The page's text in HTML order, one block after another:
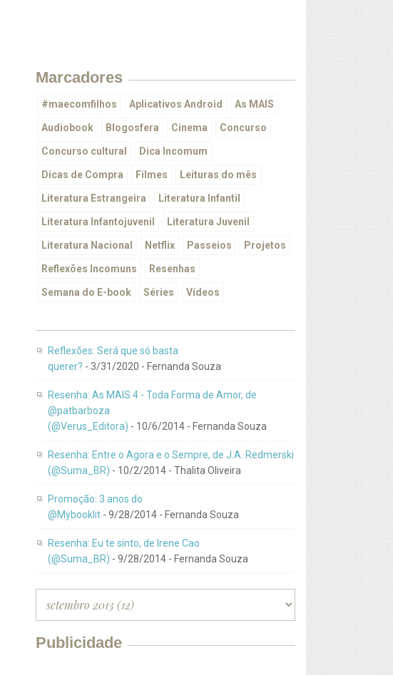
Marcadores
#maecomfilhos Aplicativos Android As MAIS
Audiobook Blogosfera Cinema Concurso
Concurso cultural Dica Incomum
Dicas de Compra Filmes Leituras do mês
Literatura Estrangeira Literatura Infantil
Literatura Infantojuvenil Literatura Juvenil
Literatura Nacional Netflix Passeios Projetos
Reflexões Incomuns Resenhas
Semana do E-book Séries Vídeos
Reflexões: Será que só basta
querer? - 3/31/2020 - Fernanda Souza
Resenha: As MAIS 4 - Toda Forma de Amor, de
@patbarboza
(@Verus_Editora) - 10/6/2014 - Fernanda Souza
Resenha: Entre o Agora e o Sempre, de J.A. Redmerski
(@Suma_BR) - 10/2/2014 - Thalita Oliveira
Promoção: 3 anos do
@Mybooklit - 9/28/2014 - Fernanda Souza
Resenha: Eu te sinto, de Irene Cao
(@Suma_BR) - 9/28/2014 - Fernanda Souza
Publicidade